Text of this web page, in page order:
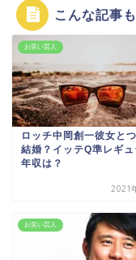
こんな記事
お笑い芸人
ロッチ中岡創一彼女と
結婚？イッテQ準レギ
年収は？
2021
お笑い芸人